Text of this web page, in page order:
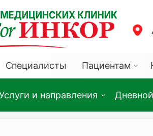
Специалисты Пациентам
и направления